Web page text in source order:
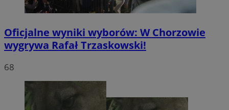
Oficjalne wyniki wyborów: W Chorzowie
wygrywa Rafał Trzaskowski!
68